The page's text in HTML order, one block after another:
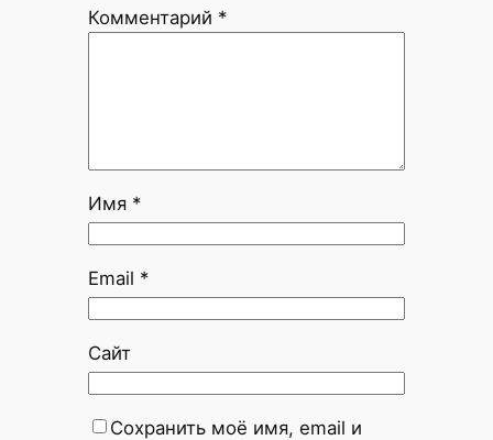
Комментарий *
Имя *
Email *
Сайт
Сохранить моё имя, email и